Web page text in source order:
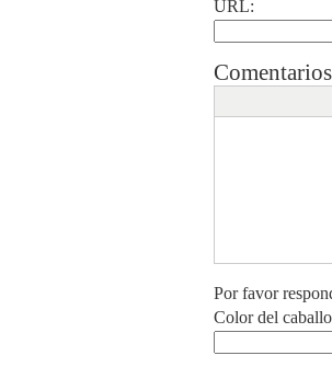
URL:
Por favor
Color del